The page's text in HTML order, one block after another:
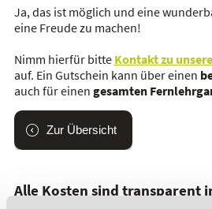
Ja, das ist möglich und eine
eine Freude zu machen!
Nimm hierfür bitte Kontakt zu
auf. Ein Gutschein kann über einen
auch für einen gesamten
Zur Übersicht
Alle Kosten sind transparent